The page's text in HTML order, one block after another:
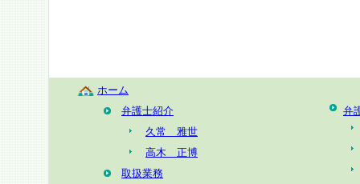
ホーム
弁護士紹介
久常 雅世
高木 正博
取扱業務
弁